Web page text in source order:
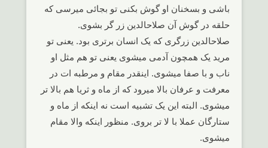
باشی و بسخنان او گوش بکنی تو بجائی میرسی که
حلقه در گوش آن صلاحالدین زر گر بشوی.
صلاحالدین زرگری که یک انسان برتری بود. یعنی تو
مرید یک همچون آدمی میشوی یعنی تو هم مثل او
ناب و با صفا میشوی. اینقدر مقام و مرطبه ات در
معرفت و عرفان بالا میرود که از ماه و ثریا هم بالا تر
میشوی. البته این یک تشبیه است نه اینکه از ماه و
ستارگان عملا با لا تر بروی. منظور اینکه والا مقام
میشوی.